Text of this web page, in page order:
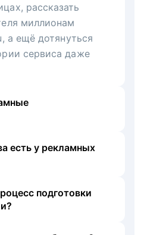
рассказать
миллионам
а ещё дотянуться
сервиса даже
есть у рекламных
подготовки